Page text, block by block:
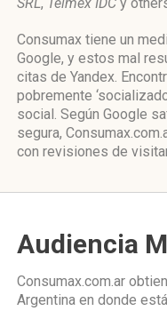
Consumax tiene un
Google, y estos mal
citas de Yandex.
pobremente
social. Según Google
segura,
con revisiones de
Audiencia
Consumax.com.ar
Argentina en donde